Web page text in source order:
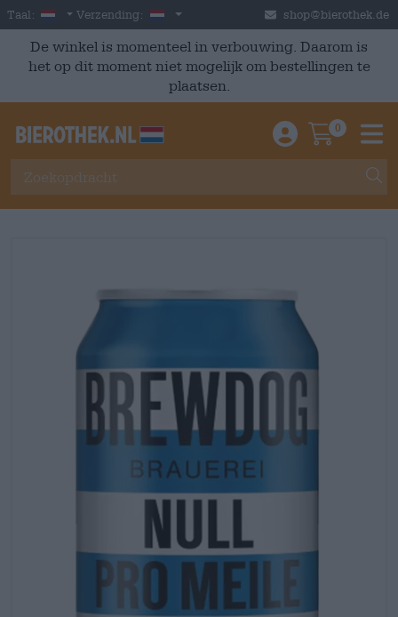
Skip to main content
Taal: Dutch
Verzending: Nederland shop@bierothek.de
De winkel is momenteel in verbouwing. Daarom is
het op dit moment niet mogelijk om bestellingen te
plaatsen.
Einloggen /
0